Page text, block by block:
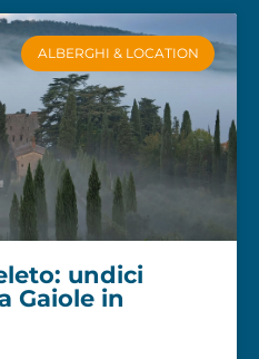
ALBERGHI & LOCATION
undici
Gaiole in